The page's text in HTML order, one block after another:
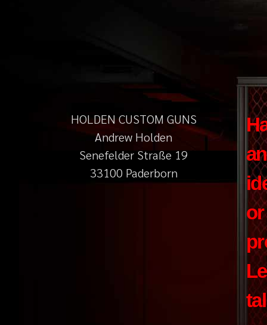
HOLDEN CUSTOM GUNS
Andrew Holden
Senefelder Straße 19
33100 Paderborn
an
or